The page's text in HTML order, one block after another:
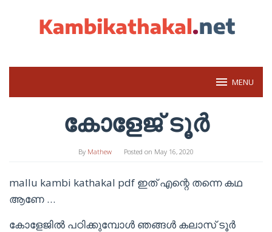
MENU
കോളേജ് ടൂർ
By Mathew Posted on May 16, 2020
mallu kambi kathakal pdf ഇത് എന്റെ തന്നെ കഥ
ആണേ …
കോളേജിൽ പഠിക്കുമ്പോൾ ഞങ്ങൾ കലാസ് ടൂർ